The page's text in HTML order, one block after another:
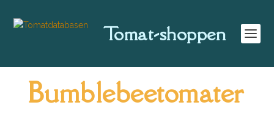
Tomat-shoppen
Bumblebeetomater